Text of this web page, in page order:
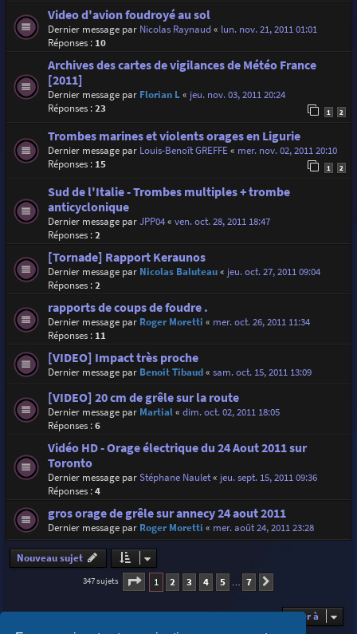
Video d'avion foudroyé au sol
Dernier message par Nicolas Raynaud« lun. nov. 21, 2011 01:01
Réponses : 10
Archives des cartes de vigilances de Météo France
[2011]
Dernier message par Florian L« jeu. nov. 03, 2011 20:24
Réponses :23 1 2
Trombes marines et violents orages en Ligurie
Dernier message par Louis-Benoît GREFFE« mer. nov. 02, 2011 20:10
Réponses : 15 1 2
Sud de l'Italie - Trombes multiples + trombe
anticyclonique
Dernier message parJPP04« ven. oct. 28, 2011 18:47
Réponses :2
[Tornade] Rapport Keraunos
Dernier message par Nicolas Baluteau« jeu. oct. 27, 2011 09:04
Réponses :2
rapports de coups de foudre .
Dernier message par Roger Moretti « mer. oct. 26, 2011 11:34
Réponses : 11
[VIDEO] Impact très proche
Dernier message par Benoit Tibaud« sam. oct. 15, 2011 13:09
[VIDEO] 20 cm de grêle sur la route
Dernier message par Martial« dim. oct. 02, 2011 18:05
Réponses :6
Vidéo HD - Orage électrique du 24 Aout 2011 sur
Toronto
Dernier message parStéphane Naulet« jeu. sept. 15, 2011 09:36
Réponses :4
gros orage de grêle sur annecy 24 aout 2011
Dernier message par Roger Moretti « mer. août 24, 2011 23:28
Nouveau sujet
347 sujets Page 1sur
1 2 3 4 5 … 7
Aller à